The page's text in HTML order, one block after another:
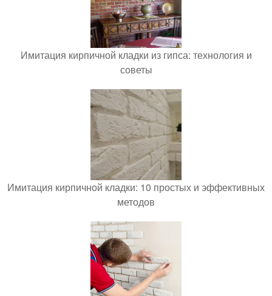
Имитация кирпичной кладки из гипса: технология и
советы
Имитация кирпичной кладки: 10 простых и эффективных
методов